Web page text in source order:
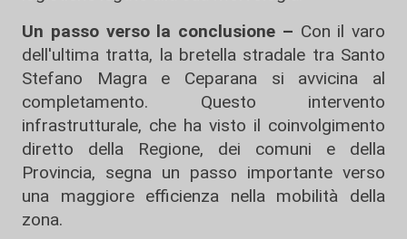
Un passo verso la conclusione – Con il varo
dell'ultima tratta, la bretella stradale tra Santo
Stefano Magra e Ceparana si avvicina al
completamento. Questo intervento
infrastrutturale, che ha visto il coinvolgimento
diretto della Regione, dei comuni e della
Provincia, segna un passo importante verso
una maggiore efficienza nella mobilità della
zona.